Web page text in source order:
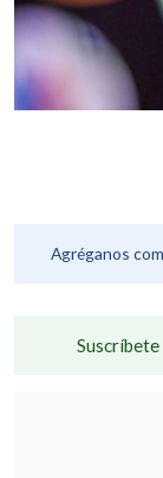
Agréganos